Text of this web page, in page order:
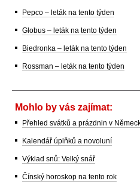
Pepco – leták na tento týden
Globus – leták na tento týden
Biedronka – leták na tento týden
Rossman – leták na tento týden
Mohlo by vás zajímat:
Přehled svátků a prázdnin v
Kalendář úplňků a novoluní
Výklad snů: Velký snář
Čínský horoskop na tento rok